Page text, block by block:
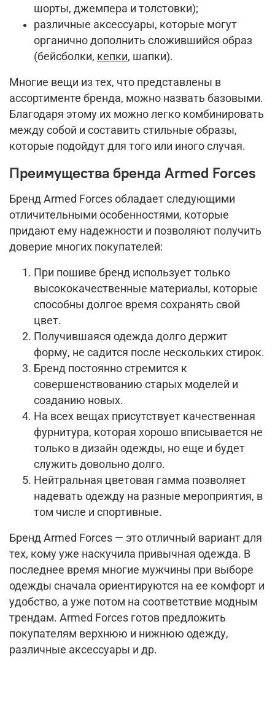
шорты, джемпера и толстовки);
различные аксессуары, которые могут
органично дополнить сложившийся образ
(бейсболки, кепки, шапки).
Многие вещи из тех, что представлены в
ассортименте бренда, можно назвать базовыми.
Благодаря этому их можно легко комбинировать
между собой и составить стильные образы,
которые подойдут для того или иного случая.
Преимущества бренда Armed Forces
Бренд Armed Forces обладает следующими
отличительными особенностями, которые
придают ему надежности и позволяют получить
доверие многих покупателей:
При пошиве бренд использует только
высококачественные материалы, которые
способны долгое время сохранять свой
цвет.
Получившаяся одежда долго держит
форму, не садится после нескольких стирок.
Бренд постоянно стремится к
совершенствованию старых моделей и
созданию новых.
На всех вещах присутствует качественная
фурнитура, которая хорошо вписывается не
только в дизайн одежды, но еще и будет
служить довольно долго.
Нейтральная цветовая гамма позволяет
надевать одежду на разные мероприятия, в
том числе и спортивные.
Бренд Armed Forces — это отличный вариант для
тех, кому уже наскучила привычная одежда. В
последнее время многие мужчины при выборе
одежды сначала ориентируются на ее комфорт и
удобство, а уже потом на соответствие модным
трендам. Armed Forces готов предложить
покупателям верхнюю и нижнюю одежду,
различные аксессуары и др.